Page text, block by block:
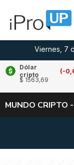
Viernes, 7
Dólar
cripto
(-
$ 1563,69
(-1,11%)
1,03
MUNDO